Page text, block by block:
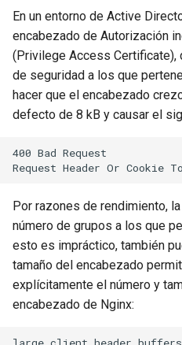
waf
weauth
websocket-proxy
woothee
worker-events
En un entorno de Active
encabezado de Autorización
(Privilege Access
de seguridad a los que
hacer que el encabezado
defecto de 8 kB y causar el
400 Bad Request
Por razones de rendimiento,
número de grupos a los que
esto es impráctico, también
tamaño del encabezado
explícitamente el número y
encabezado de Nginx: